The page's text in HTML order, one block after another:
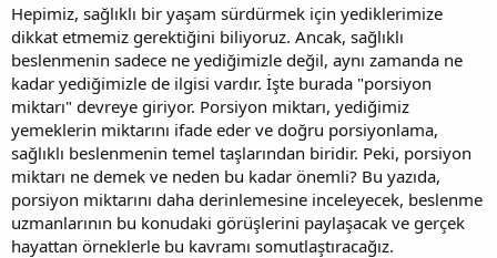
a
n
i
h
i
Hepimiz, sağlıklı bir yaşam sürdürmek için yediklerimize
dikkat etmemiz gerektiğini biliyoruz. Ancak, sağlıklı
beslenmenin sadece ne yediğimizle değil, aynı zamanda ne
kadar yediğimizle de ilgisi vardır. İşte burada "porsiyon
miktarı" devreye giriyor. Porsiyon miktarı, yediğimiz
yemeklerin miktarını ifade eder ve doğru porsiyonlama,
sağlıklı beslenmenin temel taşlarından biridir. Peki, porsiyon
miktarı ne demek ve neden bu kadar önemli? Bu yazıda,
porsiyon miktarını daha derinlemesine inceleyecek, beslenme
uzmanlarının bu konudaki görüşlerini paylaşacak ve gerçek
hayattan örneklerle bu kavramı somutlaştıracağız.